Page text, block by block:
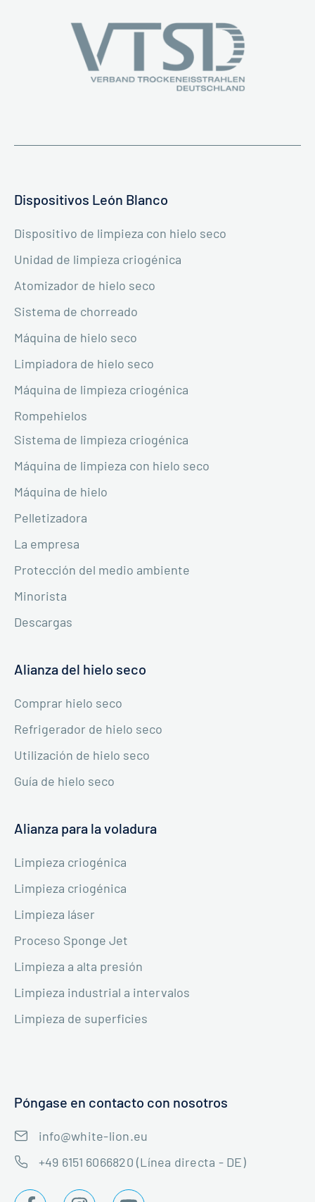
Dispositivos León Blanco
Dispositivo de limpieza con hielo seco
Unidad de limpieza criogénica
Atomizador de hielo seco
Sistema de chorreado
Máquina de hielo seco
Limpiadora de hielo seco
Máquina de limpieza criogénica
Rompehielos
Sistema de limpieza criogénica
Máquina de limpieza con hielo seco
Máquina de hielo
Pelletizadora
La empresa
Protección del medio ambiente
Minorista
Descargas
Alianza del hielo seco
Comprar hielo seco
Refrigerador de hielo seco
Utilización de hielo seco
Guía de hielo seco
Alianza para la voladura
Limpieza criogénica
Limpieza criogénica
Limpieza láser
Proceso Sponge Jet
Limpieza a alta presión
Limpieza industrial a intervalos
Limpieza de superficies
Póngase en contacto con nosotros
info@white-lion.eu
+49 6151 6066820 (Línea directa - DE)